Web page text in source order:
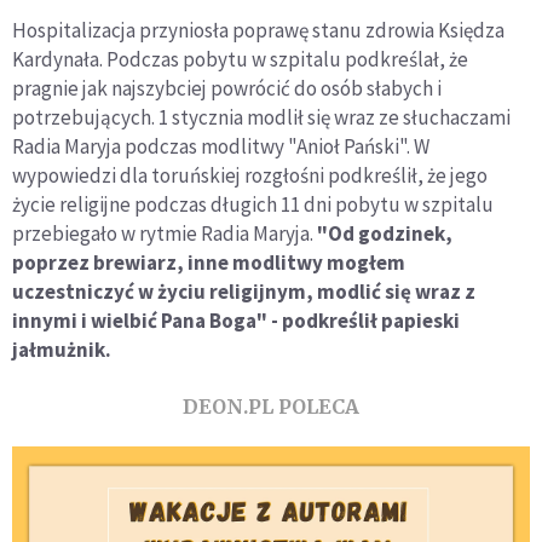
Hospitalizacja przyniosła poprawę stanu zdrowia Księdza
Kardynała. Podczas pobytu w szpitalu podkreślał, że
pragnie jak najszybciej powrócić do osób słabych i
potrzebujących. 1 stycznia modlił się wraz ze słuchaczami
Radia Maryja podczas modlitwy "Anioł Pański". W
wypowiedzi dla toruńskiej rozgłośni podkreślił, że jego
życie religijne podczas długich 11 dni pobytu w szpitalu
przebiegało w rytmie Radia Maryja. "Od godzinek,
poprzez brewiarz, inne modlitwy mogłem
uczestniczyć w życiu religijnym, modlić się wraz z
innymi i wielbić Pana Boga" - podkreślił papieski
jałmużnik.
DEON.PL POLECA